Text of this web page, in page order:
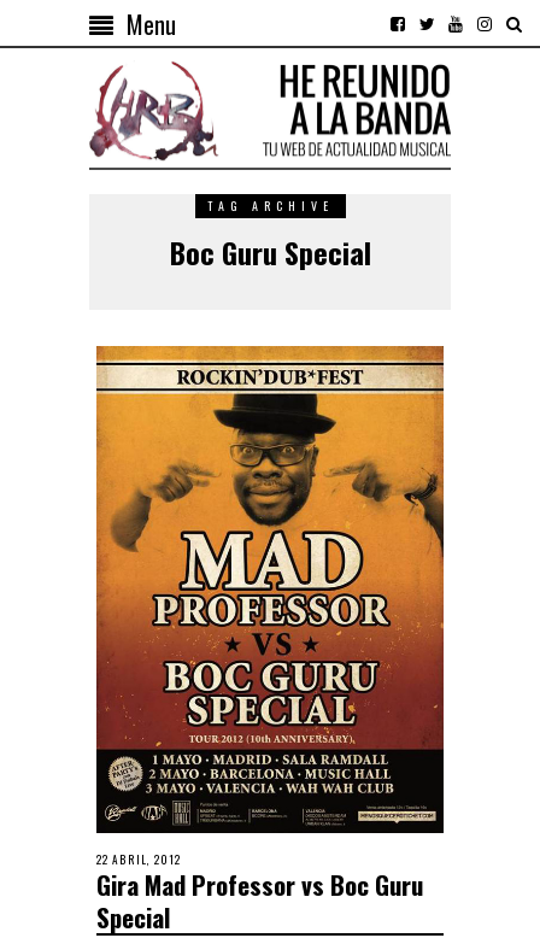
Menu
TAG ARCHIVE
Boc Guru Special
22 ABRIL, 2012
Gira Mad Professor vs Boc Guru
Special